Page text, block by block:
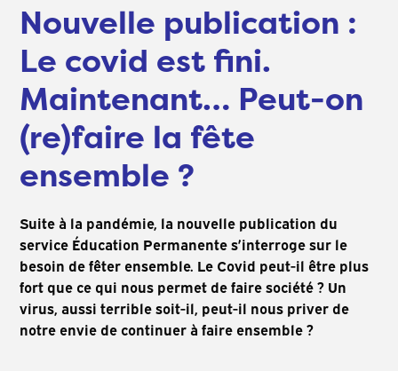
Nouvelle publication :
Le covid est fini.
Maintenant… Peut-on
(re)faire la fête
ensemble ?
Suite à la pandémie, la nouvelle publication du
service Éducation Permanente s’interroge sur le
besoin de fêter ensemble. Le Covid peut-il être plus
fort que ce qui nous permet de faire société ? Un
virus, aussi terrible soit-il, peut-il nous priver de
notre envie de continuer à faire ensemble ?